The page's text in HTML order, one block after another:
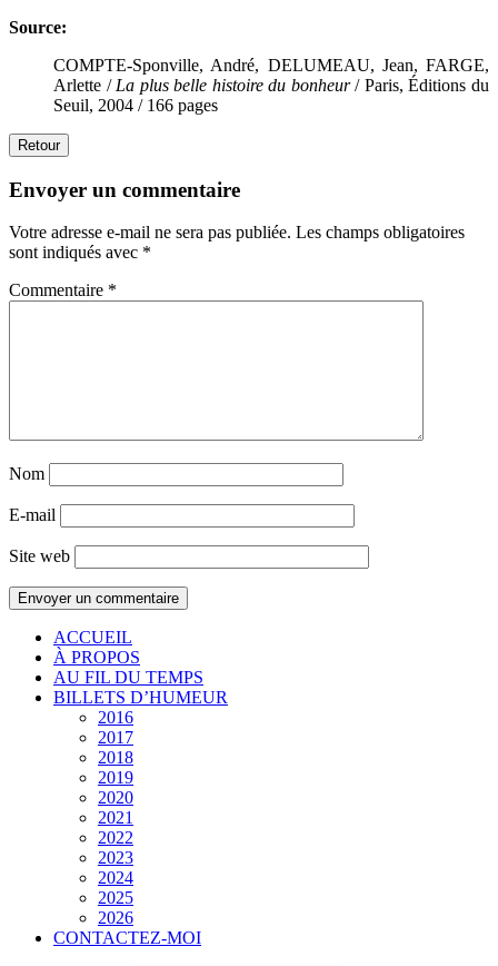
Source:
COMPTE-Sponville, André, DELUMEAU, Jean, FARGE,
Arlette / La plus belle histoire du bonheur/ Paris, Éditions du
Seuil, 2004 / 166 pages
Retour
Envoyer un commentaire
Votre adresse e-mail ne sera pas publiée. Les champs obligatoires
sont indiqués avec *
Commentaire *
Nom
E-mail
Site web
ACCUEIL
À PROPOS
AU FIL DU TEMPS
BILLETS D’HUMEUR
2016
2017
2018
2019
2020
2021
2022
2023
2024
2025
2026
CONTACTEZ-MOI